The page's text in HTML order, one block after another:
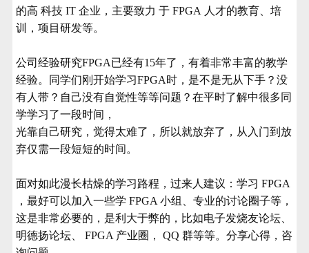
的高 科技 IT 企业，主要致力 于 FPGA 人才的教育、培
训，项目研发等。
公司经验研究FPGA已经有15年了，有着非常丰富的教学
经验。同学们刚开始学习FPGA时，是不是无从下手？没
有人带？自己没有自觉性等等问题？在平时了解中很多同
学学习了一段时间，
光靠自己研究，觉得太难了，所以就放弃了，从入门到放
弃仅需一段短短的时间。
面对如此漫长枯燥的学习路程，过来人建议：学习 FPGA
，最好可以加入一些学 FPGA 小组、专业的讨论圈子等，
这是非常必要的，是利大于弊的，比如电子发烧友论坛、
明德扬论坛、 FPGA 产业圈， QQ 群等等。分享心得，咨